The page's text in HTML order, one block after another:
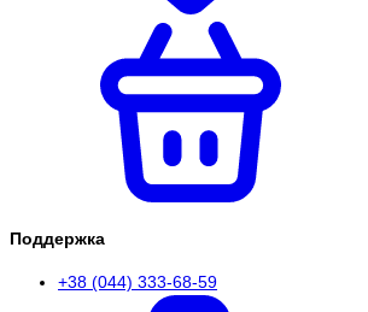
Поддержка
+38 (044) 333-68-59